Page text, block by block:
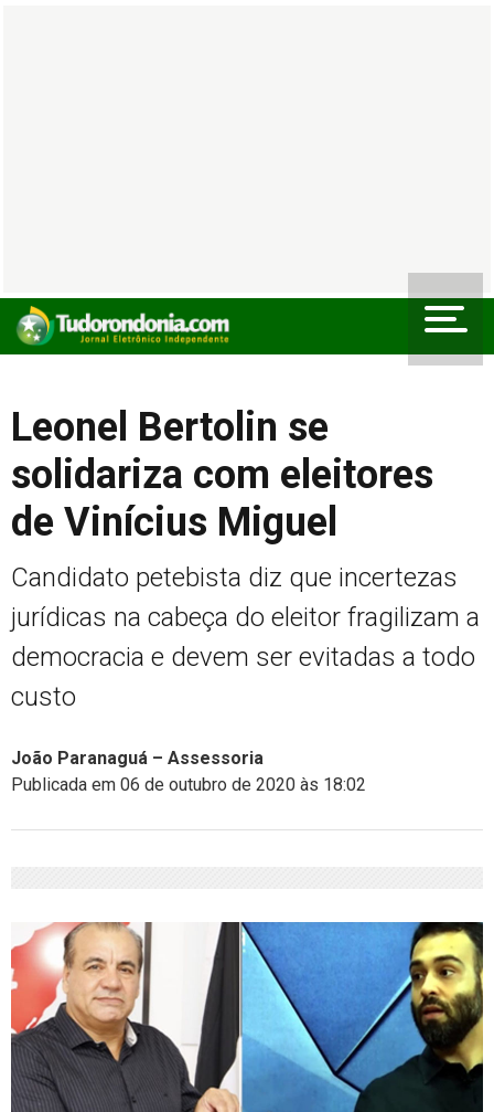
Leonel Bertolin se
solidariza com eleitores
de Vinícius Miguel
Candidato petebista diz que incertezas
jurídicas na cabeça do eleitor fragilizam a
democracia e devem ser evitadas a todo
custo
João Paranaguá – Assessoria
Publicada em 06 de outubro de 2020 às 18:02